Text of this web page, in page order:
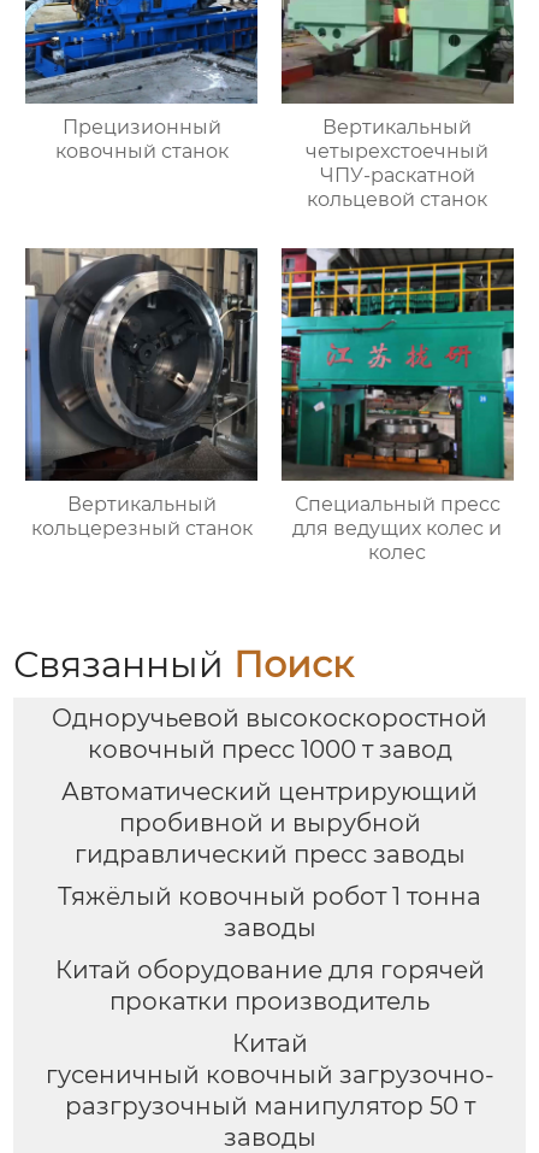
Прецизионный
ковочный станок
Вертикальный
четырехстоечный
ЧПУ-раскатной
кольцевой станок
Вертикальный
кольцерезный станок
Специальный пресс
для ведущих колес и
колес
Связанный Поиск
Одноручьевой высокоскоростной
ковочный пресс 1000 т завод
Автоматический центрирующий
пробивной и вырубной
гидравлический пресс заводы
Тяжёлый ковочный робот 1 тонна
заводы
Китай оборудование для горячей
прокатки производитель
Китай
гусеничный ковочный загрузочно-
разгрузочный манипулятор 50 т
заводы